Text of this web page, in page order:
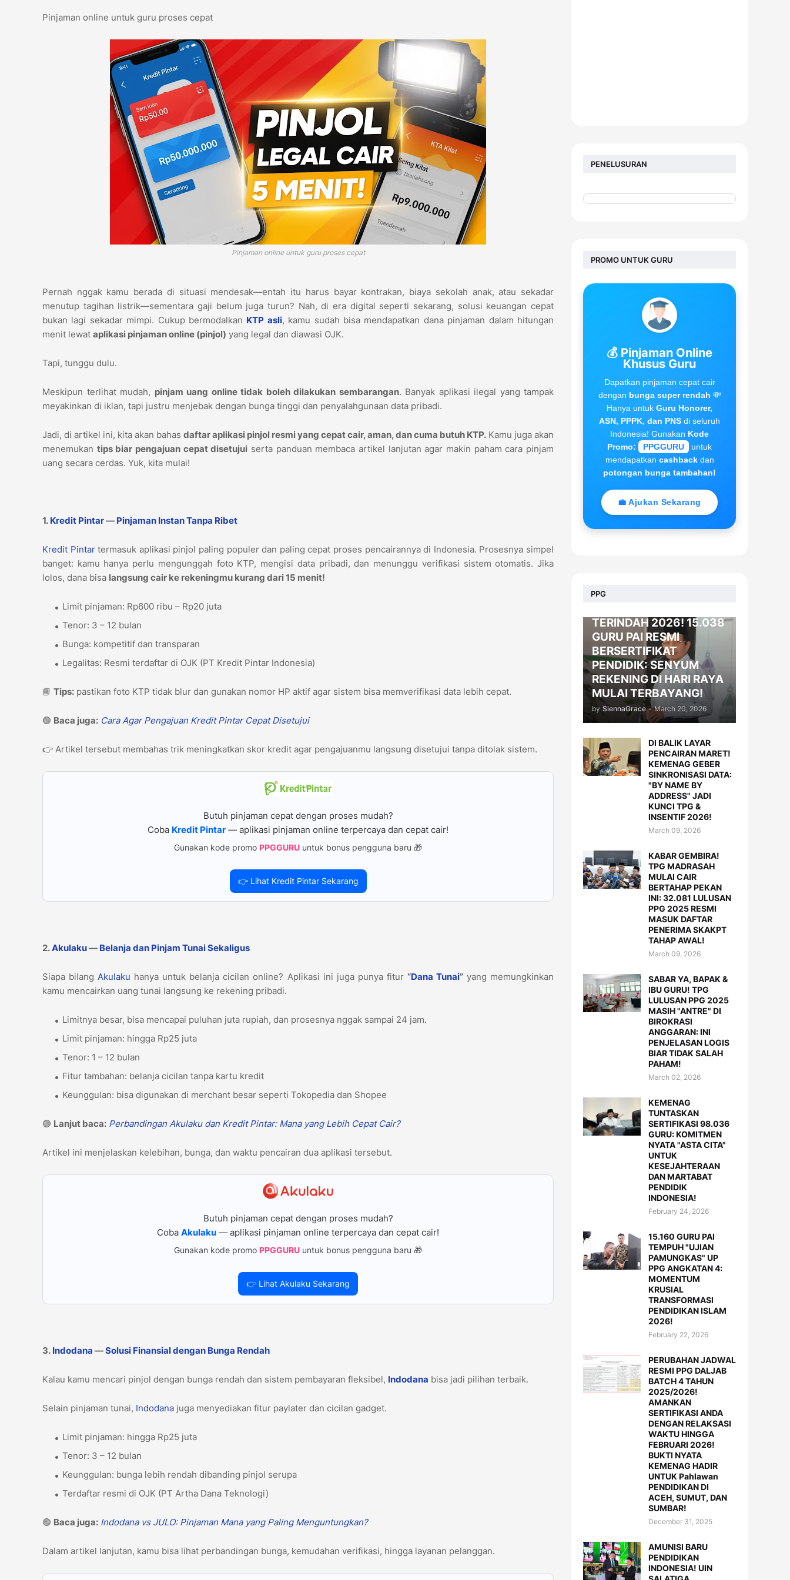
Pinjaman online untuk guru proses cepat
Pinjaman online untuk guru proses cepat
Pernah nggak kamu berada di situasi mendesak—entah itu harus bayar kontrakan, biaya sekolah anak, atau sekadar
menutup tagihan listrik—sementara gaji belum juga turun? Nah, di era digital seperti sekarang, solusi keuangan cepat
bukan lagi sekadar mimpi. Cukup bermodalkan KTP asli, kamu sudah bisa mendapatkan dana pinjaman dalam hitungan
menit lewat aplikasi pinjaman online (pinjol) yang legal dan diawasi OJK.
Tapi, tunggu dulu.
Meskipun terlihat mudah, pinjam uang online tidak boleh dilakukan sembarangan. Banyak aplikasi ilegal yang tampak
meyakinkan di iklan, tapi justru menjebak dengan bunga tinggi dan penyalahgunaan data pribadi.
Jadi, di artikel ini, kita akan bahas daftar aplikasi pinjol resmi yang cepat cair, aman, dan cuma butuh KTP. Kamu juga akan
menemukan tips biar pengajuan cepat disetujui serta panduan membaca artikel lanjutan agar makin paham cara pinjam
uang secara cerdas. Yuk, kita mulai!
1. Kredit Pintar— Pinjaman Instan Tanpa Ribet
Kredit Pintartermasuk aplikasi pinjol paling populer dan paling cepat proses pencairannya di Indonesia. Prosesnya simpel
banget: kamu hanya perlu mengunggah foto KTP, mengisi data pribadi, dan menunggu verifikasi sistem otomatis. Jika
lolos, dana bisa langsung cair ke rekeningmu kurang dari 15 menit!
Limit pinjaman: Rp600 ribu – Rp20 juta
Tenor: 3 – 12 bulan
Bunga: kompetitif dan transparan
Legalitas: Resmi terdaftar di OJK (PT Kredit Pintar Indonesia)
📘 Tips: pastikan foto KTP tidak blur dan gunakan nomor HP aktif agar sistem bisa memverifikasi data lebih cepat.
🟢 Baca juga: Cara Agar Pengajuan Kredit Pintar Cepat Disetujui
👉 Artikel tersebut membahas trik meningkatkan skor kredit agar pengajuanmu langsung disetujui tanpa ditolak sistem.
Butuh pinjaman cepat dengan proses mudah?
Coba Kredit Pintar — aplikasi pinjaman online terpercaya dan cepat cair!
Gunakan kode promo PPGGURU untuk bonus pengguna baru 🎁
👉 Lihat Kredit Pintar Sekarang
2.Akulaku— Belanja dan Pinjam Tunai Sekaligus
Siapa bilangAkulaku hanya untuk belanja cicilan online? Aplikasi ini juga punya fitur “Dana Tunai”yang memungkinkan
kamu mencairkan uang tunai langsung ke rekening pribadi.
Limitnya besar, bisa mencapai puluhan juta rupiah, dan prosesnya nggak sampai 24 jam.
Limit pinjaman: hingga Rp25 juta
Tenor: 1 – 12 bulan
Fitur tambahan: belanja cicilan tanpa kartu kredit
Keunggulan: bisa digunakan di merchant besar seperti Tokopedia dan Shopee
🟢 Lanjut baca: Perbandingan Akulaku dan Kredit Pintar: Mana yang Lebih Cepat Cair?
Artikel ini menjelaskan kelebihan, bunga, dan waktu pencairan dua aplikasi tersebut.
Butuh pinjaman cepat dengan proses mudah?
Coba Akulaku — aplikasi pinjaman online terpercaya dan cepat cair!
Gunakan kode promo PPGGURU untuk bonus pengguna baru 🎁
👉 Lihat Akulaku Sekarang
3. Indodana —Solusi Finansial dengan Bunga Rendah
Kalau kamu mencari pinjol dengan bunga rendah dan sistem pembayaran fleksibel, Indodana bisa jadi pilihan terbaik.
Selain pinjaman tunai, Indodana juga menyediakan fitur paylater dan cicilan gadget.
Limit pinjaman: hingga Rp25 juta
Tenor: 3 – 12 bulan
Keunggulan: bunga lebih rendah dibanding pinjol serupa
Terdaftar resmi di OJK (PT Artha Dana Teknologi)
🟢 Baca juga: Indodana vs JULO: Pinjaman Mana yang Paling Menguntungkan?
Dalam artikel lanjutan, kamu bisa lihat perbandingan bunga, kemudahan verifikasi, hingga layanan pelanggan.
PENELUSURAN
PROMO UNTUK GURU
💰 Pinjaman Online
Khusus Guru
Dapatkan pinjaman cepat cair
dengan bunga super rendah 💸
Hanya untuk Guru Honorer,
ASN, PPPK, dan PNS di seluruh
Indonesia! Gunakan Kode
Promo:
PPGGURU
untuk
mendapatkan cashbackdan
potongan bunga tambahan!
💼 Ajukan Sekarang
PPG
BERITA
TERINDAH 2026! 15.038
GURU PAI RESMI
BERSERTIFIKAT
PENDIDIK: SENYUM
REKENING DI HARI RAYA
MULAI TERBAYANG!
by SiennaGrace - March 20, 2026
DI BALIK LAYAR
PENCAIRAN MARET!
KEMENAG GEBER
SINKRONISASI DATA:
"BY NAME BY
ADDRESS" JADI
KUNCI TPG &
INSENTIF 2026!
March 09, 2026
KABAR GEMBIRA!
TPG MADRASAH
MULAI CAIR
BERTAHAP PEKAN
INI: 32.081 LULUSAN
PPG 2025 RESMI
MASUK DAFTAR
PENERIMA SKAKPT
TAHAP AWAL!
March 09, 2026
SABAR YA, BAPAK &
IBU GURU! TPG
LULUSAN PPG 2025
MASIH "ANTRE" DI
BIROKRASI
ANGGARAN: INI
PENJELASAN LOGIS
BIAR TIDAK SALAH
PAHAM!
March 02, 2026
KEMENAG
TUNTASKAN
SERTIFIKASI 98.036
GURU: KOMITMEN
NYATA "ASTA CITA"
UNTUK
KESEJAHTERAAN
DAN MARTABAT
PENDIDIK
INDONESIA!
February 24, 2026
15.160 GURU PAI
TEMPUH "UJIAN
PAMUNGKAS" UP
PPG ANGKATAN 4:
MOMENTUM
KRUSIAL
TRANSFORMASI
PENDIDIKAN ISLAM
2026!
February 22, 2026
PERUBAHAN JADWAL
RESMI PPG DALJAB
BATCH 4 TAHUN
2025/2026!
AMANKAN
SERTIFIKASI ANDA
DENGAN RELAKSASI
WAKTU HINGGA
FEBRUARI 2026!
BUKTI NYATA
KEMENAG HADIR
UNTUK Pahlawan
PENDIDIKAN DI
ACEH, SUMUT, DAN
SUMBAR!
December 31, 2025
AMUNISI BARU
PENDIDIKAN
INDONESIA! UIN